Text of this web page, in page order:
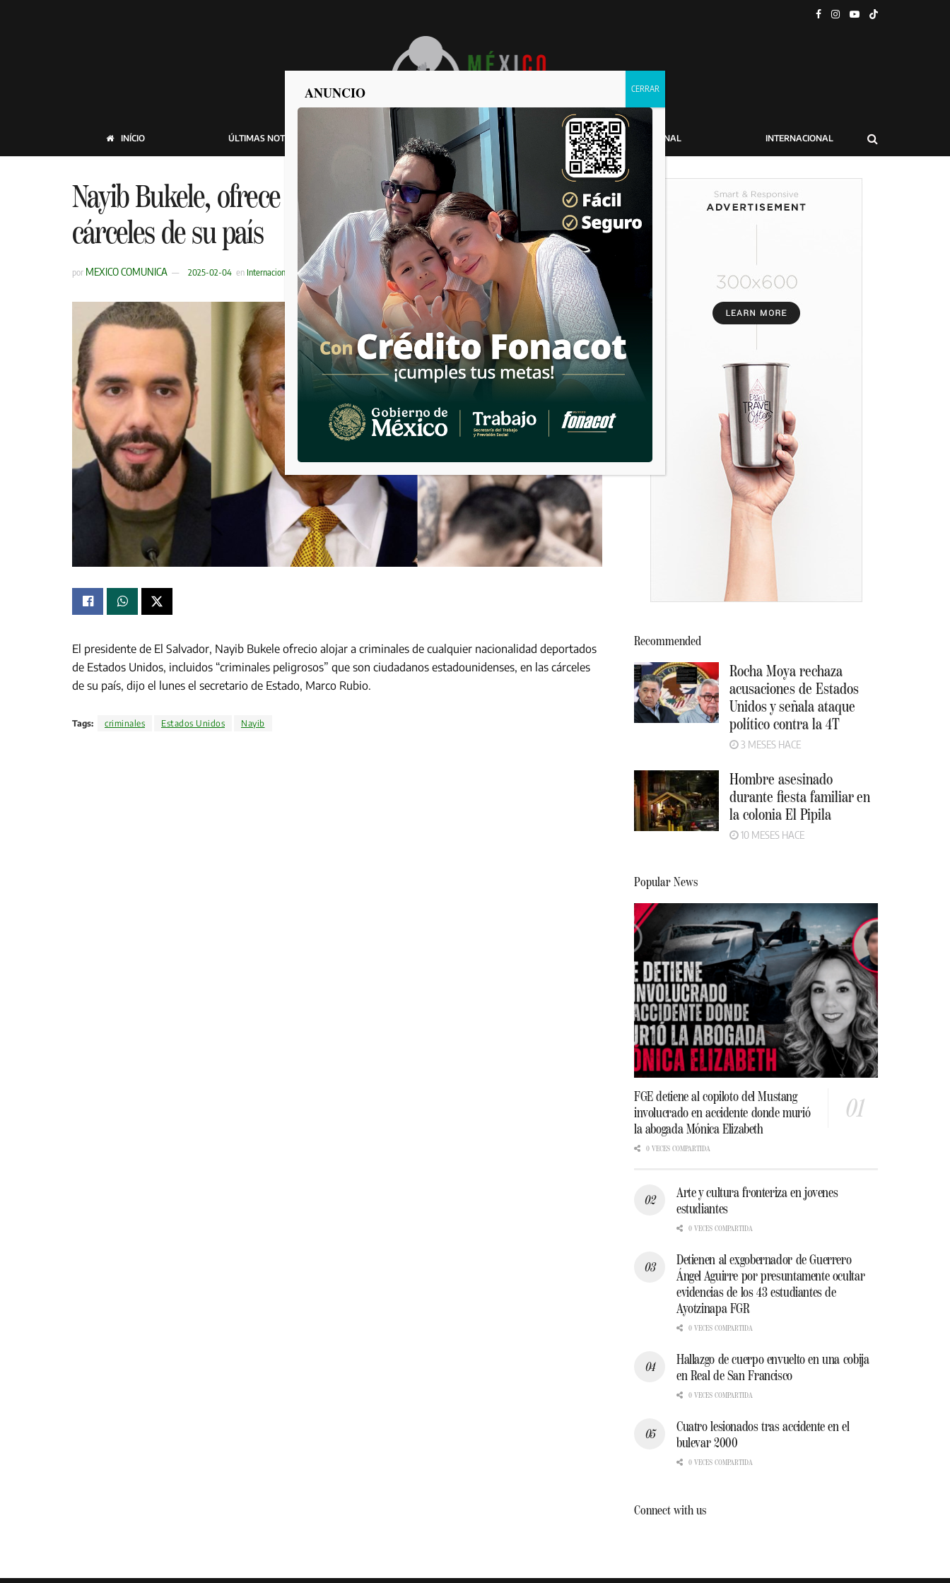
INÍCIO ÚLTIMAS NOTICIAS POLÍTICA POLICIACA NACIONAL INTERNACIONAL
Nayib Bukele, ofrece albergar a criminales en
cárceles de su país
por MEXICO COMUNICA 2025-02-04 en Internacional Últimas Noticias
El presidente de El Salvador, Nayib Bukele ofrecio alojar a criminales de cualquier nacionalidad deportados
de Estados Unidos, incluidos “criminales peligrosos” que son ciudadanos estadounidenses, en las cárceles
de su país, dijo el lunes el secretario de Estado, Marco Rubio.
Tags: criminales Estados Unidos Nayib
Recommended
Rocha Moya rechaza
acusaciones de Estados
Unidos y señala ataque
político contra la 4T
3 MESES HACE
Hombre asesinado
durante fiesta familiar en
la colonia El Pipila
10 MESES HACE
Popular News
FGE detiene al copiloto del Mustang
involucrado en accidente donde murió
la abogada Mónica Elizabeth
0 VECES COMPARTIDA
Arte y cultura fronteriza en jovenes
estudiantes
0 VECES COMPARTIDA
Detienen al exgobernador de Guerrero
Ángel Aguirre por presuntamente ocultar
evidencias de los 43 estudiantes de
Ayotzinapa FGR
0 VECES COMPARTIDA
Hallazgo de cuerpo envuelto en una cobija
en Real de San Francisco
0 VECES COMPARTIDA
Cuatro lesionados tras accidente en el
bulevar 2000
0 VECES COMPARTIDA
Connect with us
ANUNCIO